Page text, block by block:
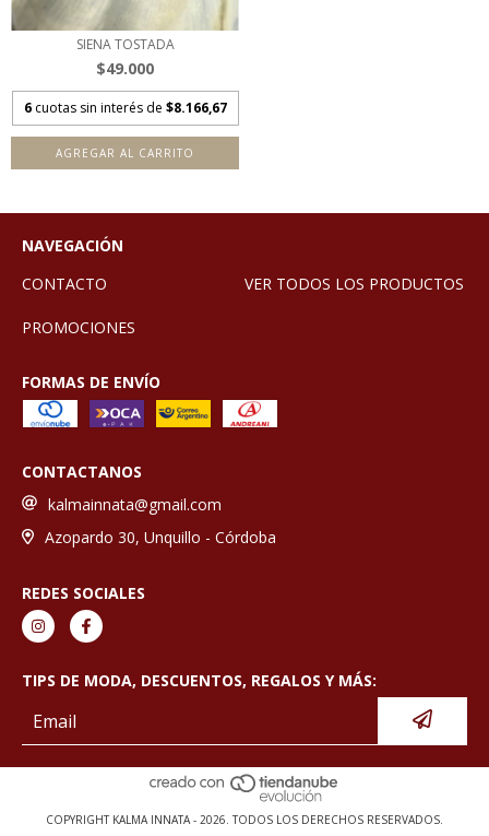
SIENA TOSTADA
$49.000
6 cuotas sin interés de $8.166,67
AGREGAR AL CARRITO
NAVEGACIÓN
CONTACTO
VER TODOS LOS PRODUCTOS
PROMOCIONES
FORMAS DE ENVÍO
CONTACTANOS
kalmainnata@gmail.com
Azopardo 30, Unquillo - Córdoba
REDES SOCIALES
TIPS DE MODA, DESCUENTOS, REGALOS Y MÁS:
COPYRIGHT KALMA INNATA - 2026. TODOS LOS DERECHOS RESERVADOS.